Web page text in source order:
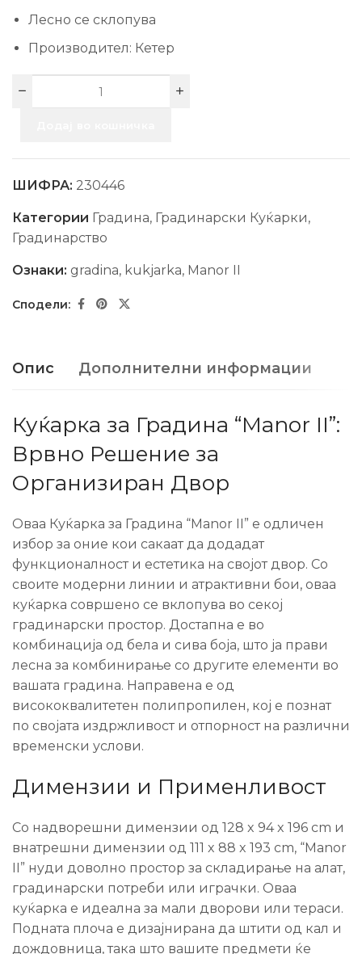
Лесно се склопува
Производител: Кетер
ШИФРА: 230446
Категории Градина, Градинарски Куќарки,
Градинарство
Ознаки: gradina, kukjarka, Manor II
Опис Дополнителни информации
Куќарка за Градина “Manor II”:
Врвно Решение за
Организиран Двор
Оваа Куќарка за Градина “Manor II” е одличен
избор за оние кои сакаат да додадат
функционалност и естетика на својот двор. Со
своите модерни линии и атрактивни бои, оваа
куќарка совршено се вклопува во секој
градинарски простор. Достапна е во
комбинација од бела и сива боја, што ја прави
лесна за комбинирање со другите елементи во
вашата градина. Направена е од
висококвалитетен полипропилен, кој е познат
по својата издржливост и отпорност на различни
временски услови.
Димензии и Применливост
Со надворешни димензии од 128 x 94 x 196 cm и
внатрешни димензии од 111 x 88 x 193 cm, “Manor
II” нуди доволно простор за складирање на алат,
градинарски потреби или играчки. Оваа
куќарка е идеална за мали дворови или тераси.
Подната плоча е дизајнирана да штити од кал и
дождовница, така што вашите предмети ќе